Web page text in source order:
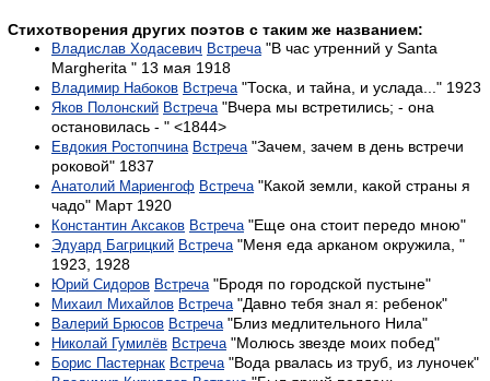
Стихотворения других поэтов с таким же названием:
Владислав Ходасевич Встреча "В час утренний у Santa
Margherita " 13 мая 1918
Владимир Набоков Встреча "Тоска, и тайна, и услада..." 1923
Яков Полонский Встреча "Вчера мы встретились; - она
остановилась - " <1844>
Евдокия Ростопчина Встреча "Зачем, зачем в день встречи
роковой" 1837
Анатолий Мариенгоф Встреча "Какой земли, какой страны я
чадо" Март 1920
Константин Аксаков Встреча "Еще она стоит передо мною"
Эдуард Багрицкий Встреча "Меня еда арканом окружила, "
1923, 1928
Юрий Сидоров Встреча "Бродя по городской пустыне"
Михаил Михайлов Встреча "Давно тебя знал я: ребенок"
Валерий Брюсов Встреча "Близ медлительного Нила"
Николай Гумилёв Встреча "Молюсь звезде моих побед"
Борис Пастернак Встреча "Вода рвалась из труб, из луночек"